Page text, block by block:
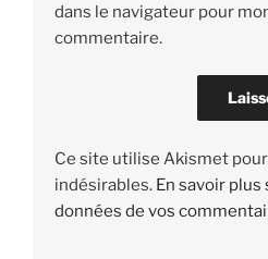
dans le navigateur pour
commentaire.
Ce site utilise Akismet
indésirables. En savoir plus
données de vos